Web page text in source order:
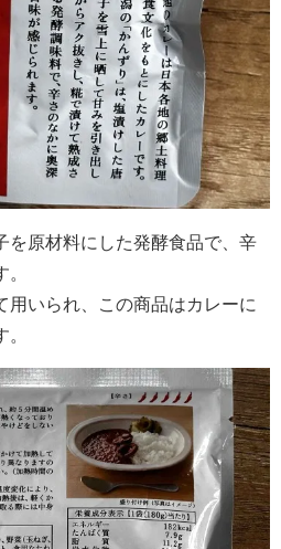
を原材料にした発酵食品で、辛
用いられ、この商品はカレーに